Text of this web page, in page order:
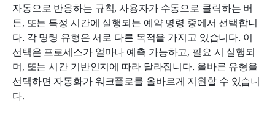
자동으로 반응하는 규칙, 사용자가 수동으로 클릭하는 버
튼, 또는 특정 시간에 실행되는 예약 명령 중에서 선택합니
다. 각 명령 유형은 서로 다른 목적을 가지고 있습니다. 이
선택은 프로세스가 얼마나 예측 가능하고, 필요 시 실행되
며, 또는 시간 기반인지에 따라 달라집니다. 올바른 유형을
선택하면 자동화가 워크플로를 올바르게 지원할 수 있습니
다.